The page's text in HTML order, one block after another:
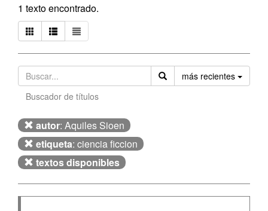
1 texto encontrado.
más recientes
Buscador de títulos
autor: Aquiles Sioen
etiqueta: ciencia ficcion
textos disponibles